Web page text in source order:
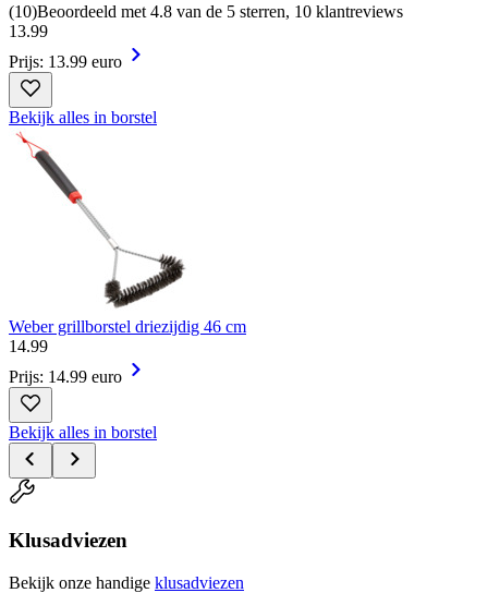
(10)Beoordeeld met 4.8 van de 5 sterren, 10 klantreviews
13.99
Prijs: 13.99 euro
Bekijk alles in borstel
Weber grillborstel driezijdig 46 cm
14.99
Prijs: 14.99 euro
Bekijk alles in borstel
Klusadviezen
Bekijk onze handige klusadviezen